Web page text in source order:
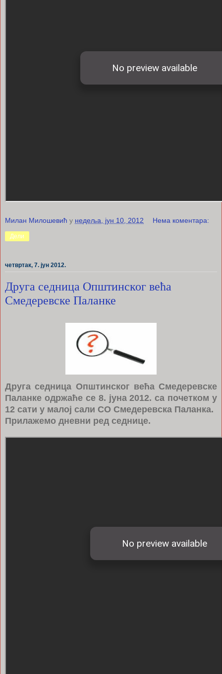
Милан Милошевић у недеља, јун 10, 2012 Нема коментара:
Дели
четвртак, 7. јун 2012.
Друга седница Општинског већа
Смедеревске Паланке
Друга седница Општинског већа Смедеревске
Паланке одржаће се 8. јуна 2012. са почетком у
12 сати у малој сали СО Смедеревска Паланка.
Прилажемо дневни ред седнице.